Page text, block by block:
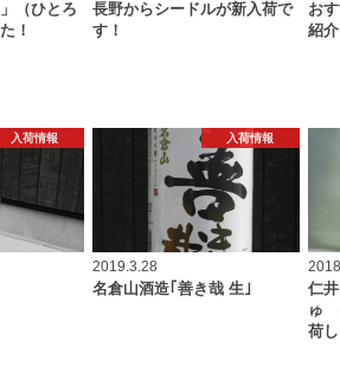
（ひとろ
！
長野からシードルが新入荷で
す！
お
紹介
入荷情報 入荷情報
2019.3.28
名倉山酒造｢善き哉 生｣
仁
ゅ
荷し